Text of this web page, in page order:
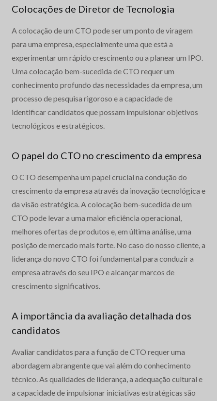
Colocações de Diretor de Tecnologia
A colocação de um CTO pode ser um ponto de viragem
para uma empresa, especialmente uma que está a
experimentar um rápido crescimento ou a planear um IPO.
Uma colocação bem-sucedida de CTO requer um
conhecimento profundo das necessidades da empresa, um
processo de pesquisa rigoroso e a capacidade de
identificar candidatos que possam impulsionar objetivos
tecnológicos e estratégicos.
O papel do CTO no crescimento da empresa
O CTO desempenha um papel crucial na condução do
crescimento da empresa através da inovação tecnológica e
da visão estratégica. A colocação bem-sucedida de um
CTO pode levar a uma maior eficiência operacional,
melhores ofertas de produtos e, em última análise, uma
posição de mercado mais forte. No caso do nosso cliente, a
liderança do novo CTO foi fundamental para conduzir a
empresa através do seu IPO e alcançar marcos de
crescimento significativos.
A importância da avaliação detalhada dos
candidatos
Avaliar candidatos para a função de CTO requer uma
abordagem abrangente que vai além do conhecimento
técnico. As qualidades de liderança, a adequação cultural e
a capacidade de impulsionar iniciativas estratégicas são